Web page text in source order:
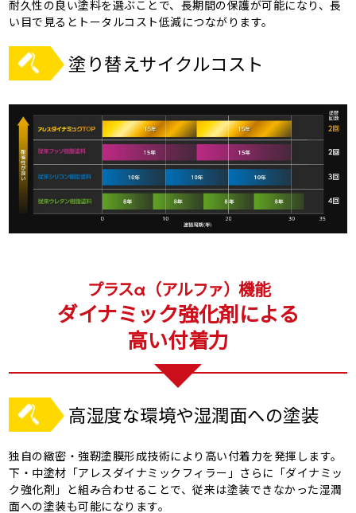
耐久性の良い塗料を選ぶことで、長期間の保護が可能になり、長
い目で見るとトータルコスト低減につながります。
塗り替えサイクルコスト
プラスα（アルファ）機能
ダイナミック強化剤による
高い付着力
高湿度な環境や湿潤面への塗装
独自の緻密・強靭塗膜形成技術により高い付着力を発揮します。
下・中塗材「アレスダイナミックフィラー」さらに「ダイナミッ
ク強化剤」と組み合わせることで、従来は塗装できなかった湿潤
面への塗装も可能になります。